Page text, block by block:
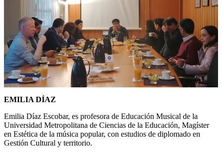
EMILIA DÍAZ
Emilia Díaz Escobar, es profesora de Educación Musical de la
Universidad Metropolitana de Ciencias de la Educación, Magíster
en Estética de la música popular, con estudios de diplomado en
Gestión Cultural y territorio.